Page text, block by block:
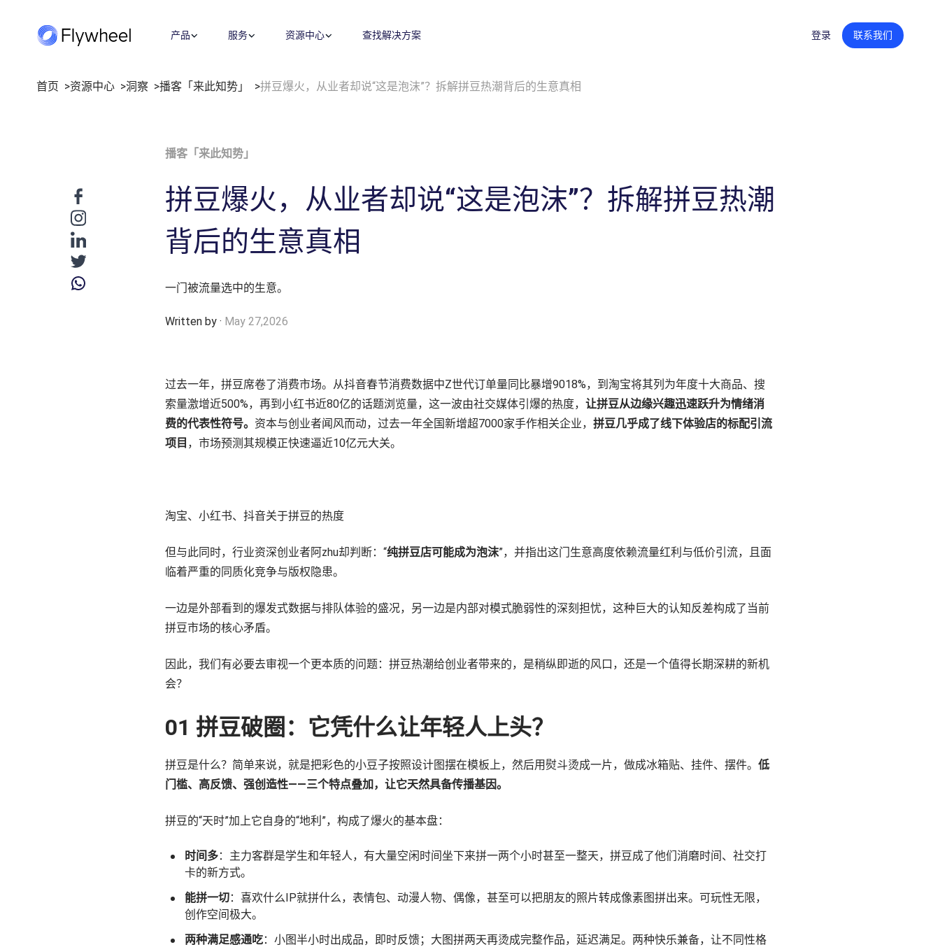
产品
用户反馈
数字货架
零售洞察
监测指标和投放报告 目录维护
高级零售分析
服务
等多板块策略与执行，满足您的定制
了解更多 价格策略
年度复盘
Amazon营销云（AMC） 供应链与物流
全球销售
广告创意
内容聚合支持
战略咨询
有数据与深厚的零售和媒体专业知识
资源中心
招聘
联系我们
查找解决方案 登录 联系我们
首页 资源中心 洞察 播客「来此知势」 拼豆爆火，从业者却说“这是泡沫”？拆解拼豆热潮背后的生意真相
播客「来此知势」
拼豆爆火，从业者却说“这是泡沫”？拆解拼豆热潮
背后的生意真相
一门被流量选中的生意。
Written by · May 27,2026
过去一年，拼豆席卷了消费市场。从抖音春节消费数据中Z世代订单量同比暴增9018%，到淘宝将其列为年度十大商品、搜
索量激增近500%，再到小红书近80亿的话题浏览量，这一波由社交媒体引爆的热度， 让拼豆从边缘兴趣迅速跃升为情绪消
费的代表性符号。 资本与创业者闻风而动，过去一年全国新增超7000家手作相关企业， 拼豆几乎成了线下体验店的标配引流
项目 ，市场预测其规模正快速逼近10亿元大关。
淘宝、小红书、抖音关于拼豆的热度
但与此同时，行业资深创业者阿zhu却判断：“纯拼豆店可能成为泡沫”，并指出这门生意高度依赖流量红利与低价引流，且面
临着严重的同质化竞争与版权隐患。
一边是外部看到的爆发式数据与排队体验的盛况，另一边是内部对模式脆弱性的深刻担忧，这种巨大的认知反差构成了当前
拼豆市场的核心矛盾。
因此，我们有必要去审视一个更本质的问题：拼豆热潮给创业者带来的，是稍纵即逝的风口，还是一个值得长期深耕的新机
会？
01 拼豆破圈：它凭什么让年轻人上头？
拼豆是什么？简单来说，就是把彩色的小豆子按照设计图摆在模板上，然后用熨斗烫成一片，做成冰箱贴、挂件、摆件。 低
门槛、高反馈、强创造性——三个特点叠加，让它天然具备传播基因。
拼豆的“天时”加上它自身的“地利”，构成了爆火的基本盘：
时间多：主力客群是学生和年轻人，有大量空闲时间坐下来拼一两个小时甚至一整天，拼豆成了他们消磨时间、社交打
卡的新方式。
能拼一切：喜欢什么IP就拼什么，表情包、动漫人物、偶像，甚至可以把朋友的照片转成像素图拼出来。可玩性无限，
创作空间极大。
两种满足感通吃：小图半小时出成品，即时反馈；大图拼两天再烫成完整作品，延迟满足。两种快乐兼备，让不同性格